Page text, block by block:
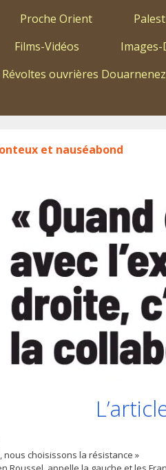
Proche Orient
Films-Vidéos Images-
Révoltes ouvrières
et nauséabond
nous choisissons la résistance »